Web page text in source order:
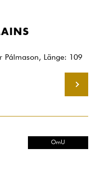
Pálmason, Länge: 109
OmU